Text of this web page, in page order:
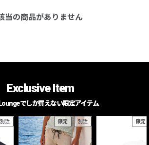
当の商品がありません
Exclusive Item
でしか買えない限定アイテム
別注 限定 別注 限定